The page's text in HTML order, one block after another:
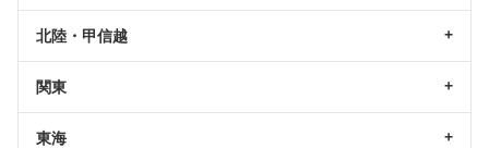
北陸・甲信越
関東
東海